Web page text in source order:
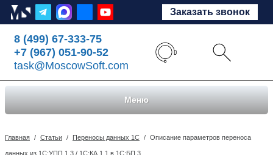
Заказать звонок
8 (499) 67-333-75
+7 (967) 051-90-52
task@MoscowSoft.com
Меню
Главная / Статьи / Переносы данных 1С / Описание параметров переноса
данных из 1С:УПП 1.3 / 1С:КА 1.1 в 1С:БП 3